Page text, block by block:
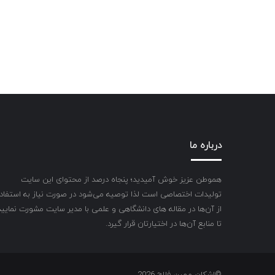
درباره ما
هموطن عزیز خوش آمیدید؛ پنجاه درصد از محتوای این سایت
تولیدات اختصاصی است لذا توصیه می‌شود در صورت نیاز به
از آن‌ها در مقاله های دانشگاهی و علمی با مدیر سایت مشورت
تا منابع آن‌ها در اختیارتان قرار گیرد.